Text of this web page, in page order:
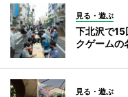
見る・遊ぶ
下北沢で
クゲームの
見る・遊ぶ